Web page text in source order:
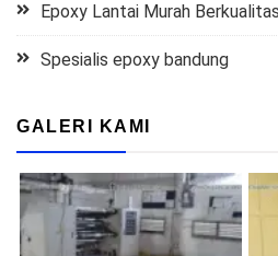
Epoxy Lantai Murah Berkualitas
Spesialis epoxy bandung
GALERI KAMI